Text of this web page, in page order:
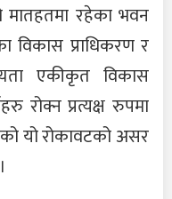
मातहतमा रहेका भवन
विकास प्राधिकरण र
एकीकृत विकास
रोक्न प्रत्यक्ष रुपमा
यो रोकावटको असर